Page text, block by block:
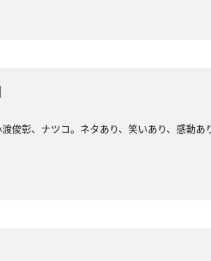
俊彰、ナツコ。ネタあり、笑いあり、感動